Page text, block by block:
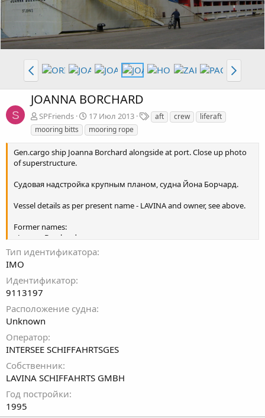
S
JOANNA BORCHARD
SPFriends 17 Июл 2013
Т
е
и
aft crew
liferaft
mooring bitts
mooring rope
Gen.cargo ship Joanna Borchard alongside at port. Close up photo
of superstructure.
Судовая надстройка крупным планом, судна Йона Борчард.
Vessel details as per present name - LAVINA and owner, see above.
Former names:
- Joanna Borchard
- Patricia S
- Susan Borchard
- Patricia S
- Prince I
- Celt
Тип идентификатора
IMO
Идентификатор
9113197
Расположение судна
Unknown
Оператор
INTERSEE SCHIFFAHRTSGES
Собственник
LAVINA SCHIFFAHRTS GMBH
Год постройки
1995